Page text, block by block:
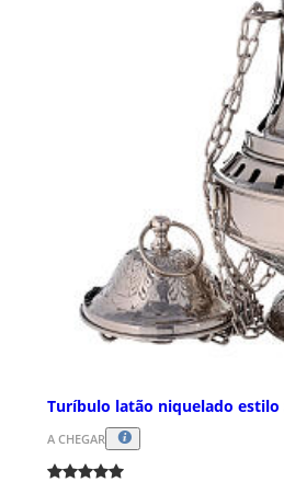
Turíbulo latão niquelado estilo
A CHEGAR